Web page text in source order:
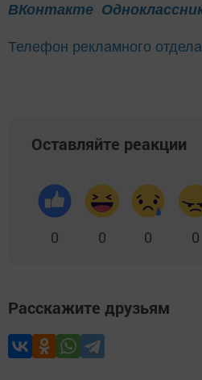
ВКонтакте
Телефон рекламного отдела
Оставляйте реакции
0 0 0 0
Расскажите друзьям